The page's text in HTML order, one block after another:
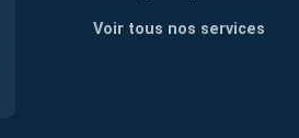
Voir tous nos services